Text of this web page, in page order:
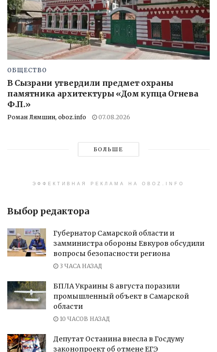
ОБЩЕСТВО
В Сызрани утвердили предмет охраны
памятника архитектуры «Дом купца Огнева
Ф.П.»
Роман Лямшин, oboz.info 07.08.2026
БОЛЬШЕ
ЭФФЕКТИВНАЯ РЕКЛАМА НА OBOZ.INFO
Выбор редактора
Губернатор Самарской области и
замминистра обороны Евкуров обсудили
вопросы безопасности региона
3 ЧАСА НАЗАД
БПЛА Украины 8 августа поразили
промышленный объект в Самарской
области
10 ЧАСОВ НАЗАД
Депутат Останина внесла в Госдуму
законопроект об отмене ЕГЭ